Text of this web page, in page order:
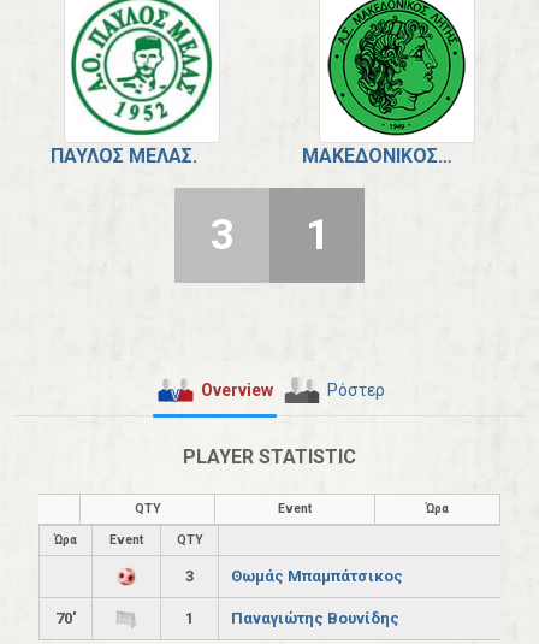
ΠΑΎΛΟΣ ΜΕΛΆΣ. ΜΑΚΕΔΟΝΙΚΌΣ ΛΗΤΉΣ.
3 1
Overview Ρόστερ
PLAYER STATISTIC
QTY Event
Ώρα
Ώρα
Event QTY
3 Θωμάς Μπαμπάτσικος
70' 1 Παναγιώτης Βουνίδης